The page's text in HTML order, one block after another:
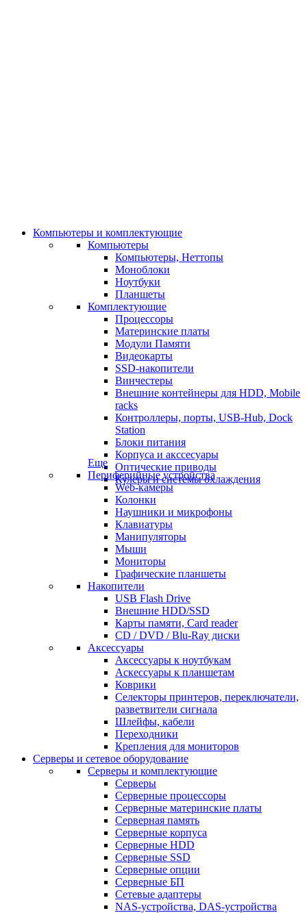
Компьютеры и комплектующие
Компьютеры
Компьютеры, Неттопы
Моноблоки
Ноутбуки
Планшеты
Комплектующие
Процессоры
Материнские платы
Модули Памяти
Видеокарты
SSD-накопители
Винчестеры
Внешние контейнеры для HDD, Mobile
racks
Контроллеры, порты, USB-Hub, Dock
Station
Блоки питания
Корпуса и акссесуары
Оптические приводы
Кулеры и системы охлаждения
Еще
Периферийные устройства
Web-камеры
Колонки
Наушники и микрофоны
Клавиатуры
Манипуляторы
Мыши
Мониторы
Графические планшеты
Накопители
USB Flash Drive
Внешние HDD/SSD
Карты памяти, Card reader
CD / DVD / Blu-Ray диски
Аксессуары
Аксессуары к ноутбукам
Аскессуары к планшетам
Коврики
Селекторы принтеров, переключатели,
разветвители сигнала
Шлейфы, кабели
Переходники
Крепления для мониторов
Серверы и сетевое оборудование
Серверы и комплектующие
Серверы
Серверные процессоры
Серверные материнские платы
Серверная память
Серверные корпуса
Серверные HDD
Серверные SSD
Серверные опции
Серверные БП
Сетевые адаптеры
NAS-устройства, DAS-устройства